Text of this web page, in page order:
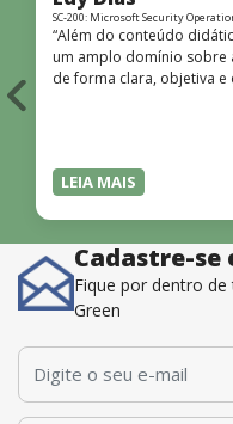
SC-200: Microsoft Security
“Além do conteúdo
um amplo domínio sobre
de forma clara, objetiva e
LEIA MAIS
Cadastre-se
Fique por dentro
Green
E-mail